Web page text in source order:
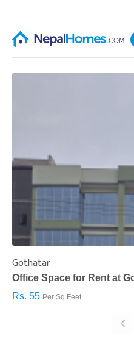
Gothatar
Office Space for Rent at
Rs. 55 Per Sq.Feet
‹